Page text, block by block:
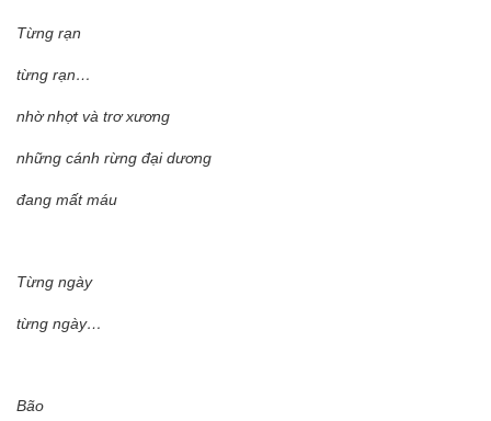
Từng rạn
từng rạn…
nhờ nhợt và trơ xương
những cánh rừng đại dương
đang mất máu
Từng ngày
từng ngày…
Bão